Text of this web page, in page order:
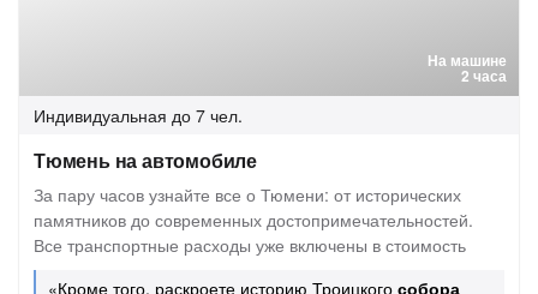
На машине
2 часа
Индивидуальная до 7 чел.
Тюмень на автомобиле
За пару часов узнайте все о Тюмени: от исторических
памятников до современных достопримечательностей.
Все транспортные расходы уже включены в стоимость
«Кроме того, раскроете историю Троицкого собора